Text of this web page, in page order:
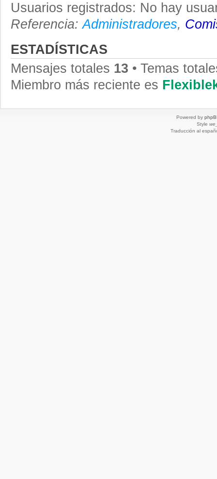
Usuarios registrados: No hay
Referencia:Administradores,
ESTADÍSTICAS
Mensajes totales 13 • Temas
Miembro más reciente es
Powered by
Style
Traducción al